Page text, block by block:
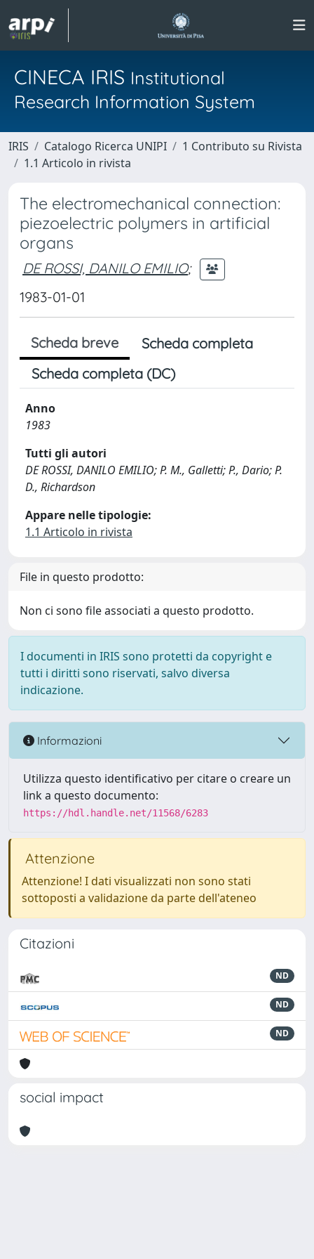
CINECA IRIS Institutional
Research Information System
IRIS Catalogo Ricerca UNIPI
1 Contributo su Rivista
1.1 Articolo in rivista
The electromechanical connection:
piezoelectric polymers in artificial
organs
DE ROSSI, DANILO EMILIO;
1983-01-01
Scheda breve
Scheda completa
Scheda completa (DC)
Anno
1983
Tutti gli autori
DE ROSSI, DANILO EMILIO; P. M., Galletti; P., Dario; P.
D., Richardson
Appare nelle tipologie:
1.1 Articolo in rivista
File in questo prodotto:
Non ci sono file associati a questo prodotto.
I documenti in IRIS sono protetti da copyright e
tutti i diritti sono riservati, salvo diversa
indicazione.
Informazioni
Utilizza questo identificativo per citare o creare un
link a questo documento:
https://hdl.handle.net/11568/6283
Attenzione
Attenzione! I dati visualizzati non sono stati
sottoposti a validazione da parte dell'ateneo
Citazioni
ND
ND
ND
social impact